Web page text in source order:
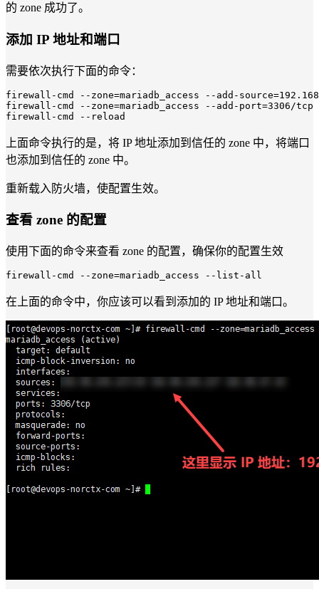
的 zone 成功了。
添加 IP 地址和端口
需要依次执行下面的命令：
firewall-cmd
--zone=mariadb_access --add-
firewall-cmd
--zone=mariadb_access --add-port=3306/
firewall-cmd
--reload
上面命令执行的是，将 IP 地址添加到信任的 zone 中，将端口
也添加到信任的 zone 中。
重新载入防火墙，使配置生效。
查看 zone 的配置
使用下面的命令来查看 zone 的配置，确保你的配置生效
firewall -cmd --zone=mariadb_access --list- all
在上面的命令中，你应该可以看到添加的 IP 地址和端口。